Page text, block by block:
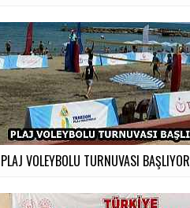
PLAJ VOLEYBOLU TURNUVASI BAŞLIYOR